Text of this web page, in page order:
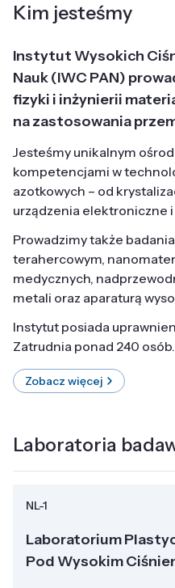
Kim jesteśmy
Instytut Wysokich
Nauk (IWC PAN)
fizyki i inżynierii
na zastosowania
Jesteśmy unikalnym
kompetencjami w
azotkowych – od
urządzenia elektroniczne
Prowadzimy także
terahercowym,
medycznych,
metali oraz aparaturą
Instytut posiada
Zatrudnia ponad 240 osób.
Zobacz więcej
Laboratoria
NL-1
Laboratorium
Pod Wysokim